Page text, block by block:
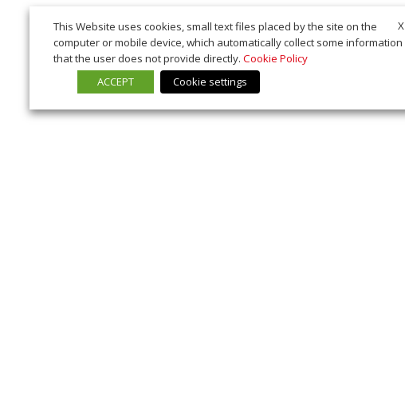
X
This Website uses cookies, small text files placed by the site on the
computer or mobile device, which automatically collect some information
that the user does not provide directly. Cookie Policy
ACCEPT
Cookie settings